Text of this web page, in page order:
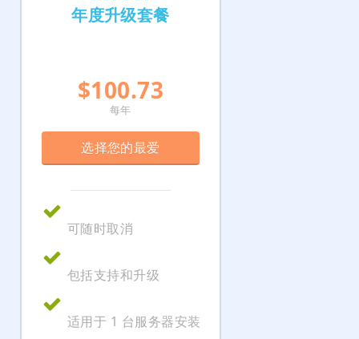
年度升级套餐
$100.73
每年
选择您的最爱
可随时取消
包括支持和升级
适用于 1 台服务器安装